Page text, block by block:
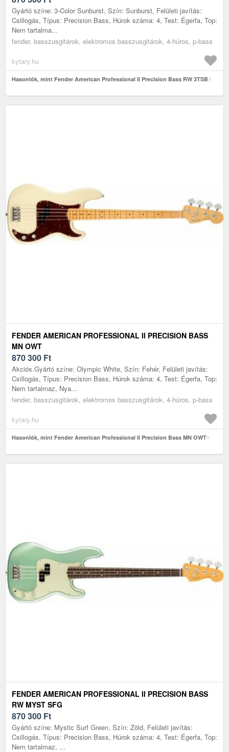
Gyártó színe: 3-Color Sunburst, Szín: Sunburst, Felületi javítás:
Csillogás, Típus: Precision Bass, Húrok száma: 4, Test: Égerfa, Top:
Nem tartalma...
fender, basszusgitárok, elektromos basszusgitárok, 4-húros, p-bass
kytary.hu
Hasonlók, mint Fender American Professional II Precision Bass RW 3TSB
FENDER AMERICAN PROFESSIONAL II PRECISION BASS
MN OWT
870 300 Ft
Akciós.Gyártó színe: Olympic White, Szín: Fehér, Felületi javítás:
Csillogás, Típus: Precision Bass, Húrok száma: 4, Test: Égerfa, Top:
Nem tartalmaz, Nya...
fender, basszusgitárok, elektromos basszusgitárok, 4-húros, p-bass
kytary.hu
Hasonlók, mint Fender American Professional II Precision Bass MN OWT
FENDER AMERICAN PROFESSIONAL II PRECISION BASS
RW MYST SFG
870 300 Ft
Gyártó színe: Mystic Surf Green, Szín: Zöld, Felületi javítás:
Csillogás, Típus: Precision Bass, Húrok száma: 4, Test: Égerfa, Top:
Nem tartalmaz, ...